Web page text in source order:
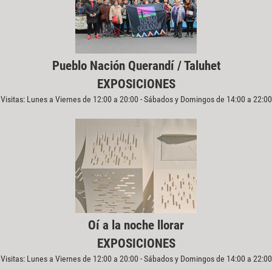
Pueblo Nación Querandí / Taluhet
EXPOSICIONES
Visitas: Lunes a Viernes de 12:00 a 20:00 - Sábados y Domingos de 14:00 a 22:00
Oí a la noche llorar
EXPOSICIONES
Visitas: Lunes a Viernes de 12:00 a 20:00 - Sábados y Domingos de 14:00 a 22:00